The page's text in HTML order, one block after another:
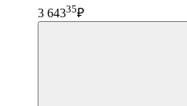
3 64335₽